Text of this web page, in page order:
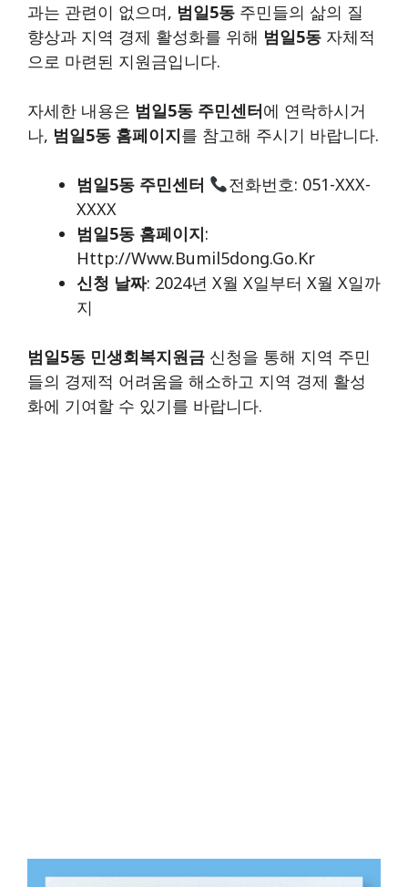
과는 관련이 없으며, 범일5동 주민들의 삶의 질
향상과 지역 경제 활성화를 위해 범일5동 자체적
으로 마련된 지원금입니다.
자세한 내용은 범일5동 주민센터에 연락하시거
나, 범일5동 홈페이지를 참고해 주시기 바랍니다.
범일5동 주민센터
전화번호: 051-XXX-
XXXX
범일5동 홈페이지:
Http://www.bumil5dong.go.kr
신청 날짜: 2024년 X월 X일부터 X월 X일까
지
범일5동 민생회복지원금 신청을 통해 지역 주민
들의 경제적 어려움을 해소하고 지역 경제 활성
화에 기여할 수 있기를 바랍니다.